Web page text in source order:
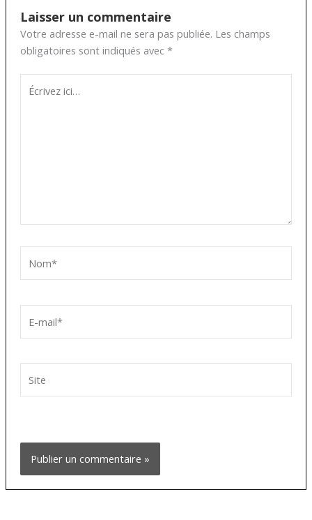
Laisser un commentaire
Votre adresse e-mail ne sera pas publiée. Les champs
obligatoires sont indiqués avec *
ici…
mail*